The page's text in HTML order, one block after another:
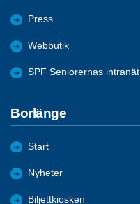
Press
Webbutik
SPF Seniorernas intranät
Borlänge
Start
Nyheter
Biljettkiosken